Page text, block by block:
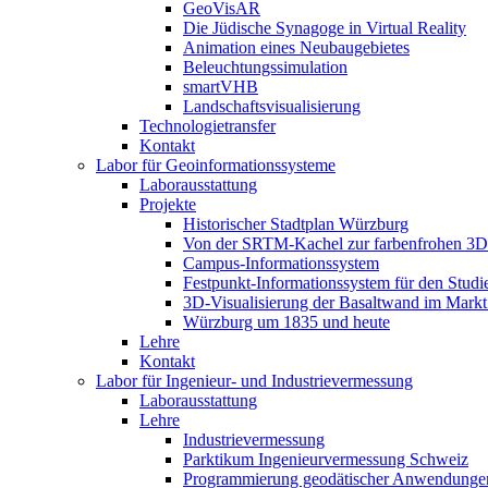
GeoVisAR
Die Jüdische Synagoge in Virtual Reality
Animation eines Neubaugebietes
Beleuchtungssimulation
smartVHB
Landschaftsvisualisierung
Technologietransfer
Kontakt
Labor für Geoinformationssysteme
Laborausstattung
Projekte
Historischer Stadtplan Würzburg
Von der SRTM-Kachel zur farbenfrohen
Campus-Informationssystem
Festpunkt-Informationssystem für den
3D-Visualisierung der Basaltwand im
Würzburg um 1835 und heute
Lehre
Kontakt
Labor für Ingenieur- und Industrievermessung
Laborausstattung
Lehre
Industrievermessung
Parktikum Ingenieurvermessung Schweiz
Programmierung geodätischer